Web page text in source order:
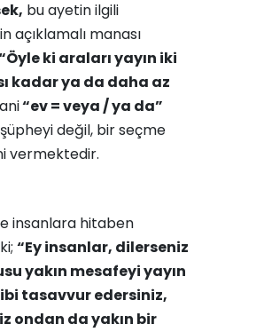
bu ayetin ilgili
açıklamalı manası
ki araları yayın iki
kadar ya da daha az
“ev = veya / ya da”
değil, bir seçme
vermektedir.
insanlara hitaben
“Ey insanlar, dilerseniz
yakın mesafeyi yayın
tasavvur edersiniz,
ondan da yakın bir